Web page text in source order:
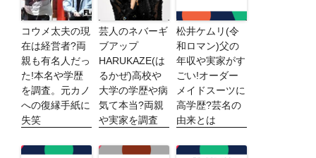
コウメ太夫の現
在は経営者?両
親も有名人だっ
た!本名や学歴
を調査。元カノ
への復縁手紙に
失笑
芸人のネバーギ
ブアップ
HARUKAZE(は
るかぜ)高校や
大学の学歴や病
気て本当?両親
や実家を調査
松井ケムリ(令
和ロマン)父の
年収や実家がす
ごい!オーダー
メイドスーツに
高学歴?芸名の
由来とは